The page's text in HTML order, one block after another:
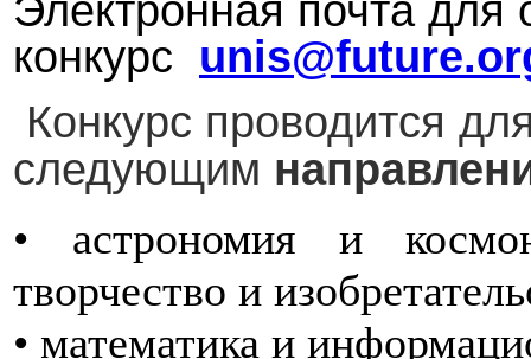
Электронная почта для
конкурс
Конкурс проводится
следующим
• астрономия и
творчество и
• математика и